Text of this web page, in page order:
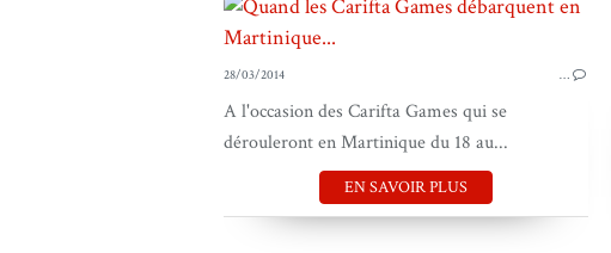
28/03/2014 …
A l'occasion des Carifta Games qui se
dérouleront en Martinique du 18 au...
EN SAVOIR PLUS